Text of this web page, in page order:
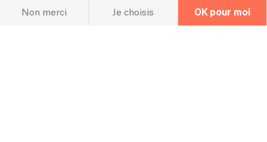
quelques titres
Non merci Je choisis OK pour moi